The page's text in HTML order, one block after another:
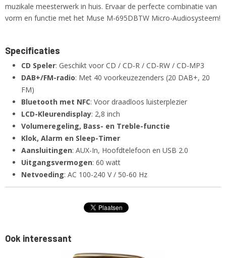
muzikale meesterwerk in huis. Ervaar de perfecte combinatie van
vorm en functie met het Muse M-695DBTW Micro-Audiosysteem!
Specificaties
CD Speler: Geschikt voor CD / CD-R / CD-RW / CD-MP3
DAB+/FM-radio: Met 40 voorkeuzezenders (20 DAB+, 20
FM)
Bluetooth met NFC: Voor draadloos luisterplezier
LCD-Kleurendisplay: 2,8 inch
Volumeregeling, Bass- en Treble-functie
Klok, Alarm en Sleep-Timer
Aansluitingen: AUX-In, Hoofdtelefoon en USB 2.0
Uitgangsvermogen: 60 watt
Netvoeding: AC 100-240 V / 50-60 Hz
Ook interessant